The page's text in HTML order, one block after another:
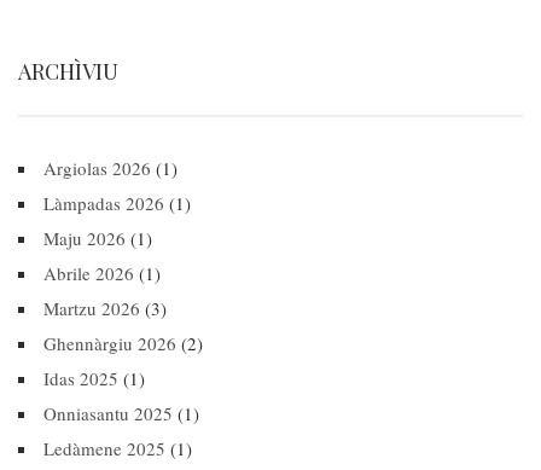
ARCHÌVIU
Argiolas 2026 (1)
Làmpadas 2026 (1)
Maju 2026 (1)
Abrile 2026 (1)
Martzu 2026 (3)
Ghennàrgiu 2026 (2)
Idas 2025 (1)
Onniasantu 2025 (1)
Ledàmene 2025 (1)